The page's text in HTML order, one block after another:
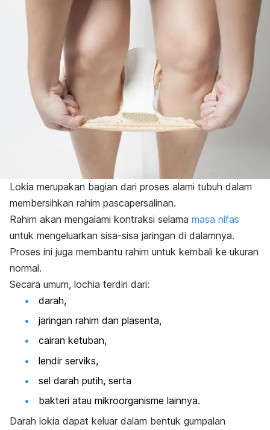
Lokia merupakan bagian dari proses alami tubuh dalam
membersihkan rahim pascapersalinan.
Rahim akan mengalami kontraksi selama masa nifas
untuk mengeluarkan sisa-sisa jaringan di dalamnya.
Proses ini juga membantu rahim untuk kembali ke ukuran
normal.
Secara umum, lochia terdiri dari:
darah,
jaringan rahim dan plasenta,
cairan ketuban,
lendir serviks,
sel darah putih, serta
bakteri atau mikroorganisme lainnya.
Darah lokia dapat keluar dalam bentuk gumpalan